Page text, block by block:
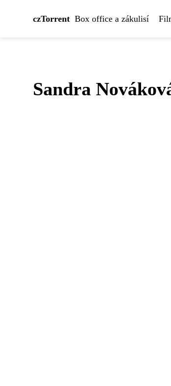
czTorrent Box office a zákulisí
Sandra